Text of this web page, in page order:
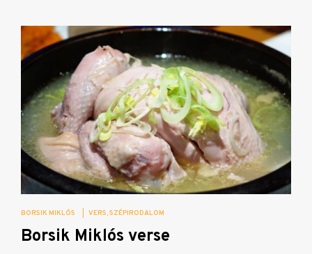
BORSIK MIKLÓS VERS SZÉPIRODALOM
Borsik Miklós verse